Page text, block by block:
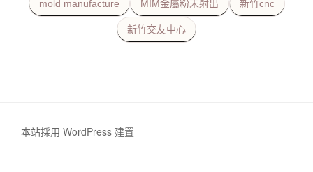
mold manufacture MIM金屬粉末射出 新竹cnc
新竹交友中心
本站採用 WordPress 建置